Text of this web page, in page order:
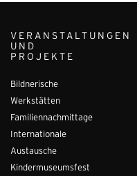
VERANSTALTUNGEN
UND
PROJEKTE
Bildnerische
Werkstätten
Familiennachmittage
Internationale
Austausche
Kindermuseumsfest